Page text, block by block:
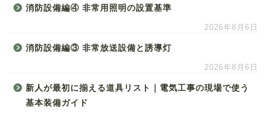
消防設備編④ 非常用照明の設置基準
2026年8月6日
消防設備編③ 非常放送設備と誘導灯
2026年8月6日
新人が最初に揃える道具リスト｜電気工事の現場で使う
基本装備ガイド